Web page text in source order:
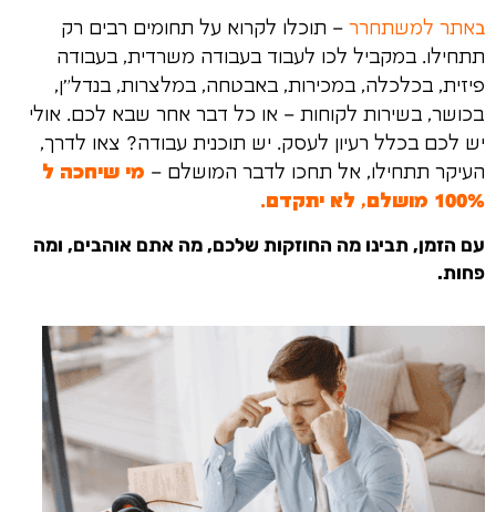
באתר למשתחרר – תוכלו לקרוא על תחומים רבים רק
תתחילו. במקביל לכו לעבוד בעבודה משרדית, בעבודה
פיזית, בכלכלה, במכירות, באבטחה, במלצרות, בנדל״ן,
בכושר, בשירות לקוחות – או כל דבר אחר שבא לכם. אולי
יש לכם בכלל רעיון לעסק. יש תוכנית עבודה? צאו לדרך,
העיקר תתחילו, אל תחכו לדבר המושלם – מי שיחכה ל
100% מושלם, לא יתקדם.
עם הזמן, תבינו מה החוזקות שלכם, מה אתם אוהבים, ומה
פחות.